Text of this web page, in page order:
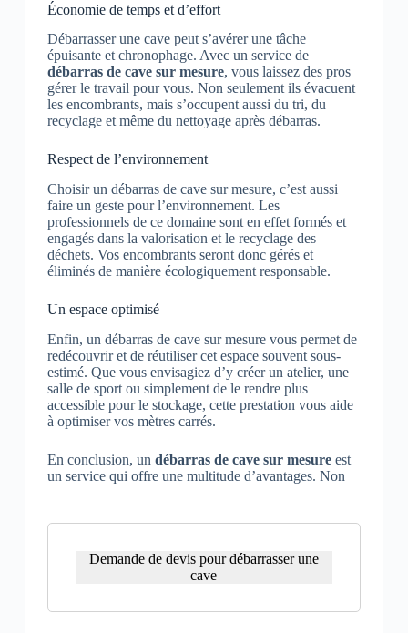
Économie de temps et d’effort
Débarrasser une cave peut s’avérer une tâche
épuisante et chronophage. Avec un service de
débarras de cave sur mesure, vous laissez des pros
gérer le travail pour vous. Non seulement ils évacuent
les encombrants, mais s’occupent aussi du tri, du
recyclage et même du nettoyage après débarras.
Respect de l’environnement
Choisir un débarras de cave sur mesure, c’est aussi
faire un geste pour l’environnement. Les
professionnels de ce domaine sont en effet formés et
engagés dans la valorisation et le recyclage des
déchets. Vos encombrants seront donc gérés et
éliminés de manière écologiquement responsable.
Un espace optimisé
Enfin, un débarras de cave sur mesure vous permet de
redécouvrir et de réutiliser cet espace souvent sous-
estimé. Que vous envisagiez d’y créer un atelier, une
salle de sport ou simplement de le rendre plus
accessible pour le stockage, cette prestation vous aide
à optimiser vos mètres carrés.
En conclusion, un débarras de cave sur mesureest
un service qui offre une multitude d’avantages. Non
Demande de devis pour débarrasser une
cave